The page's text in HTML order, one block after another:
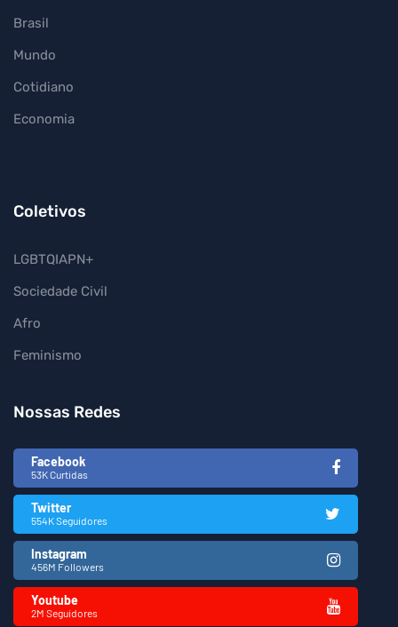
Brasil
Mundo
Cotidiano
Economia
Coletivos
LGBTQIAPN+
Sociedade Civil
Afro
Feminismo
Nossas Redes
Facebook
53K Curtidas
Twitter
554K Seguidores
Instagram
456M Followers
Youtube
2M Seguidores